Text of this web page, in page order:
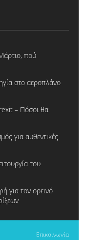
πού
στο αεροπλάνο
– Πόσοι θα
για αυθεντικές
του
για τον ορεινό
Επικοινωνία